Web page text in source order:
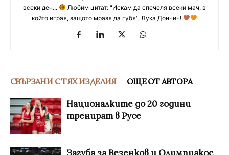
всеки ден...
Любим цитат: "Искам да спечеля всеки мач, в
който играя, защото мразя да губя", Лука Дончич!
СВЪРЗАНИ С ТЯХ ИЗДЕЛИЯ ОЩЕ ОТ АВТОРА
Националките до 20 години
тренират в Русе